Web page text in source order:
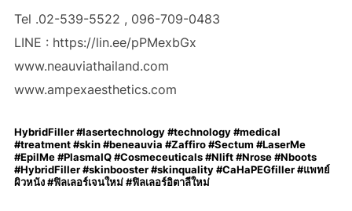
Tel .02-539-5522 , 096-709-0483
LINE : https://lin.ee/pPMexbGx
www.neauviathailand.com
www.ampexaesthetics.com
HybridFiller #lasertechnology #technology #medical
#treatment #skin #beneauvia #Zaffiro #Sectum #LaserMe
#EpilMe #PlasmaIQ #Cosmeceuticals #Nlift #Nrose #Nboots
#HybridFiller #skinbooster #skinquality #CaHaPEGfiller #แพทย์
ผิวหนัง #ฟิลเลอร์เจนใหม่ #ฟิลเลอร์อิตาลีใหม่